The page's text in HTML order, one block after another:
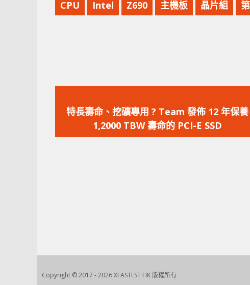
CPU Intel Z690 主機板 晶片組
一
篇
文
特長壽命、挖礦專用 ? Team 發佈 12 年保養
1,2000 TBW 壽命的 PCI-E SSD
Copyright © 2017 - 2026 XFASTEST HK 版權所有